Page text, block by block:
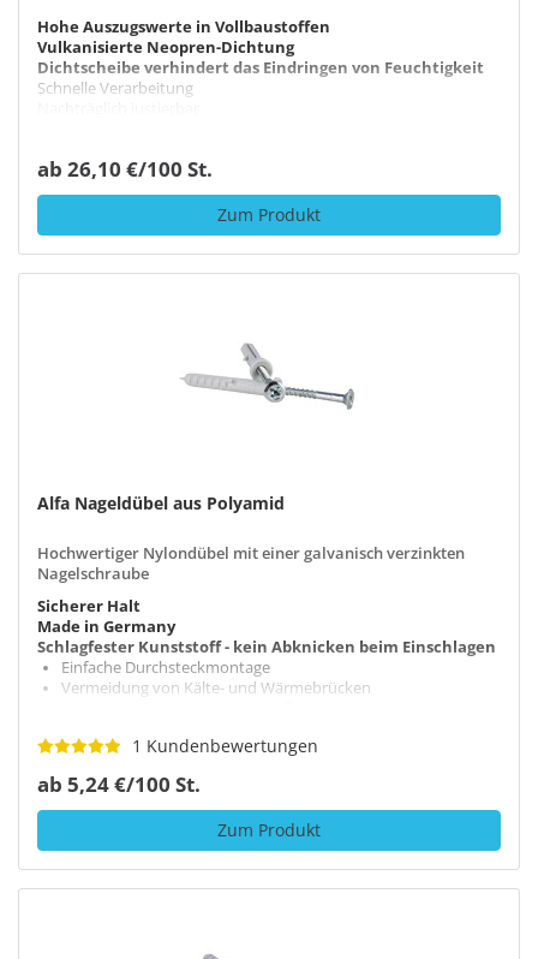
Hohe Auszugswerte in Vollbaustoffen
Vulkanisierte Neopren-Dichtung
Dichtscheibe verhindert das Eindringen von Feuchtigkeit
Schnelle Verarbeitung
ab 26,10 €/100 St.
Zum Produkt
Alfa Nageldübel aus Polyamid
Hochwertiger Nylondübel mit einer galvanisch verzinkten
Nagelschraube
Sicherer Halt
Made in Germany
Schlagfester Kunststoff - kein Abknicken beim Einschlagen
Einfache Durchsteckmontage
Vermeidung von Kälte- und Wärmebrücken
1 Kundenbewertungen
ab 5,24 €/100 St.
Zum Produkt